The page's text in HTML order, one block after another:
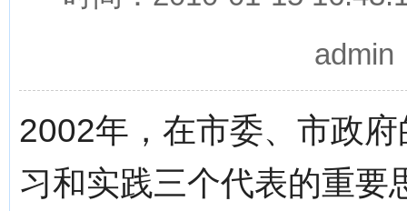
2002年，在市委、市政
习和实践三个代表的重要